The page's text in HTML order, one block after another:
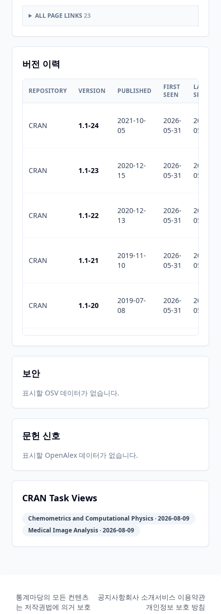
ALL PAGE LINKS 23
버전 이력
REPOSITORY VERSION PUBLISHED
FIRST
SEEN
LAST
SEEN
CRAN 1.1-24
2021-10-
05
2026-
05-31
2026-
05-31
CRAN 1.1-23
2020-12-
15
2026-
05-31
2026-
05-31
CRAN 1.1-22
2020-12-
13
2026-
05-31
2026-
05-31
CRAN 1.1-21
2019-11-
10
2026-
05-31
2026-
05-31
CRAN 1.1-20
2019-07-
08
2026-
05-31
2026-
05-31
2019-06-
26
2026-
05-31
2026-
05-31
CRAN 1.1-18
CRAN
2013-03-
2026-
2026-
CRAN 1.1-15
2012-10-
30
보안
표시할 OSV 데이터가 없습니다.
문헌 신호
표시할 OpenAlex 데이터가 없습니다.
CRAN Task Views
Chemometrics and Computational Physics · 2026-08-09
Medical Image Analysis · 2026-08-09
통계마당의 모든 컨텐츠
는 저작권법에 의거 보호
공지사항회사 소개서비스 이용약관
개인정보 보호 방침